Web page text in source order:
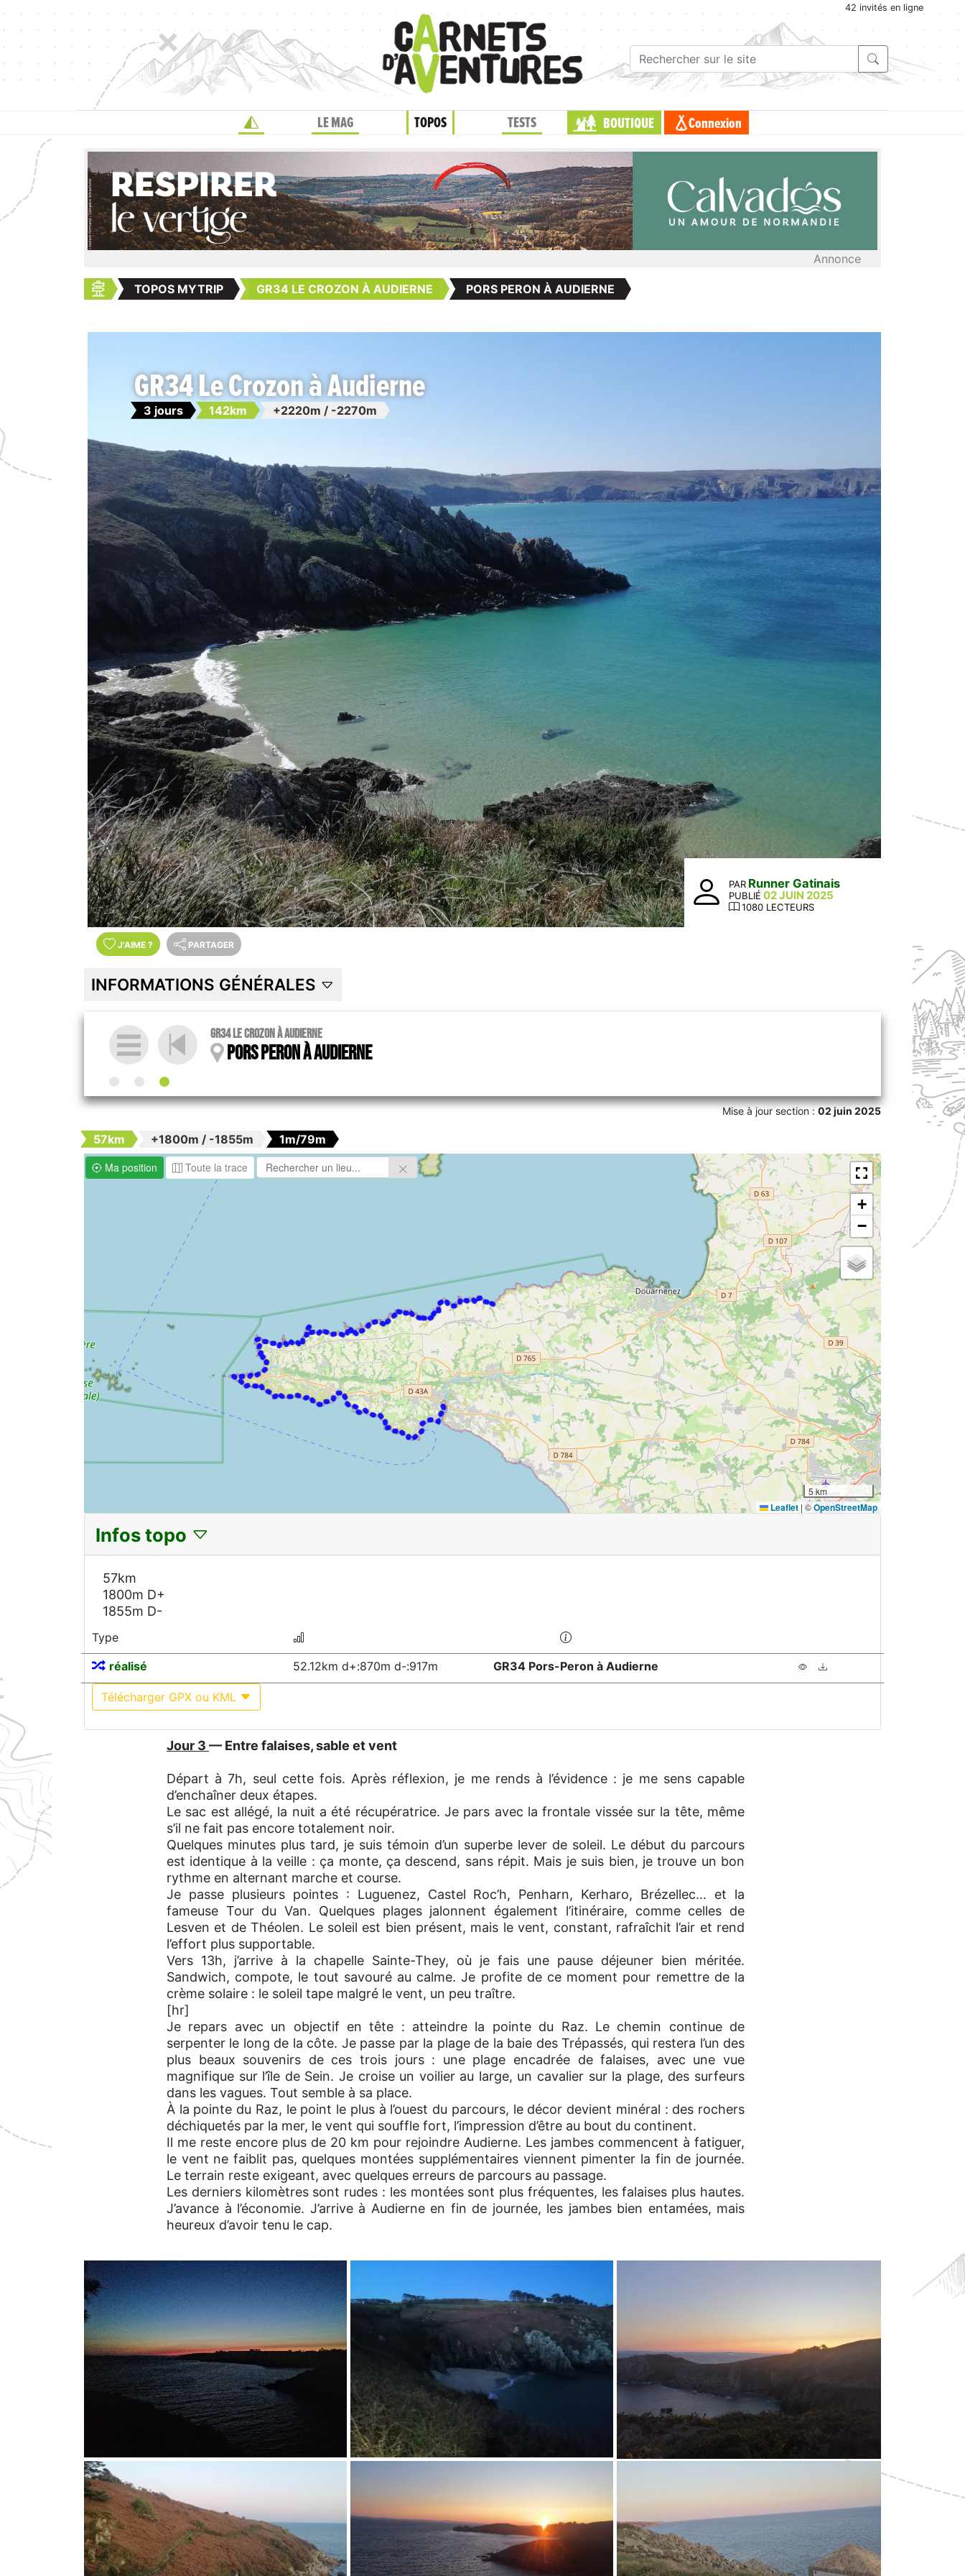
42 invités en ligne
LE MAG TOPOS TESTS BOUTIQUE Connexion
Annonce
TOPOS MYTRIP GR34 LE CROZON À AUDIERNE PORS PERON À AUDIERNE
GR34 Le Crozon à Audierne
3 jours 142km +2220m / -2270m
PAR Runner Gatinais
PUBLIÉ 02 JUIN 2025
1080 LECTEURS
J'AIME ? PARTAGER
INFORMATIONS GÉNÉRALES
GR34 Le Crozon à Audierne
Pors Peron à Audierne
Mise à jour section :02 juin 2025
57km +1800m / -1855m
1m/79m
Ma position
Toute la trace
+
−
5 km
Leaflet | ©OpenStreetMap
Infos topo
57km
1800m D+
1855m D-
Type
réalisé
52.12km d+:870m d-:917m GR34 Pors-Peron à Audierne
Télécharger GPX ou KML
Jour 3 — Entre falaises, sable et vent
Départ à 7h, seul cette fois. Après réflexion, je me rends à l’évidence : je me sens capable
d’enchaîner deux étapes.
Le sac est allégé, la nuit a été récupératrice. Je pars avec la frontale vissée sur la tête, même
s’il ne fait pas encore totalement noir.
Quelques minutes plus tard, je suis témoin d’un superbe lever de soleil. Le début du parcours
est identique à la veille : ça monte, ça descend, sans répit. Mais je suis bien, je trouve un bon
rythme en alternant marche et course.
Je passe plusieurs pointes : Luguenez, Castel Roc’h, Penharn, Kerharo, Brézellec… et la
fameuse Tour du Van. Quelques plages jalonnent également l’itinéraire, comme celles de
Lesven et de Théolen. Le soleil est bien présent, mais le vent, constant, rafraîchit l’air et rend
l’effort plus supportable.
Vers 13h, j’arrive à la chapelle Sainte-They, où je fais une pause déjeuner bien méritée.
Sandwich, compote, le tout savouré au calme. Je profite de ce moment pour remettre de la
crème solaire : le soleil tape malgré le vent, un peu traître.
[hr]
Je repars avec un objectif en tête : atteindre la pointe du Raz. Le chemin continue de
serpenter le long de la côte. Je passe par la plage de la baie des Trépassés, qui restera l’un des
plus beaux souvenirs de ces trois jours : une plage encadrée de falaises, avec une vue
magnifique sur l’île de Sein. Je croise un voilier au large, un cavalier sur la plage, des surfeurs
dans les vagues. Tout semble à sa place.
À la pointe du Raz, le point le plus à l’ouest du parcours, le décor devient minéral : des rochers
déchiquetés par la mer, le vent qui souffle fort, l’impression d’être au bout du continent.
Il me reste encore plus de 20 km pour rejoindre Audierne. Les jambes commencent à fatiguer,
le vent ne faiblit pas, quelques montées supplémentaires viennent pimenter la fin de journée.
Le terrain reste exigeant, avec quelques erreurs de parcours au passage.
Les derniers kilomètres sont rudes : les montées sont plus fréquentes, les falaises plus hautes.
J’avance à l’économie. J’arrive à Audierne en fin de journée, les jambes bien entamées, mais
heureux d’avoir tenu le cap.